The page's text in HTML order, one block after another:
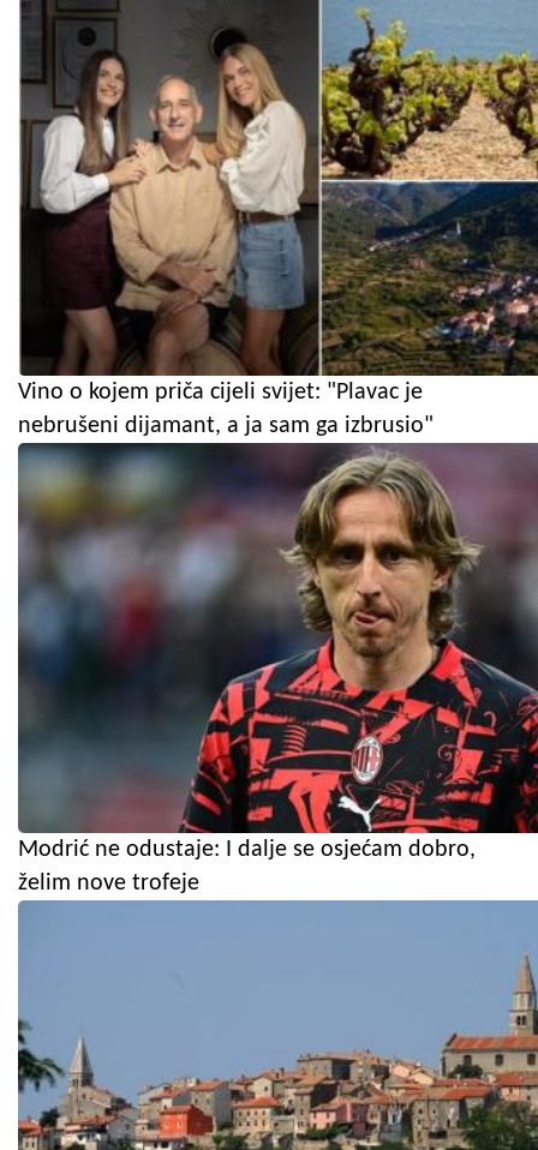
Vino o kojem priča cijeli svijet: "Plavac je
nebrušeni dijamant, a ja sam ga izbrusio"
Modrić ne odustaje: I dalje se osjećam dobro,
želim nove trofeje